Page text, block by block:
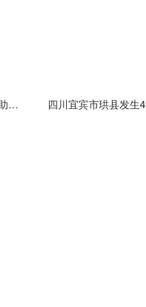
“跨境电商+铁路运输” 助力云南跨境电商商品快速通关